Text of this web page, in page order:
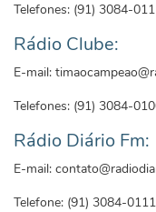
Telefones: (91) 3084-
Rádio Clube:
E-mail:
Telefones: (91) 3084-
Rádio Diário Fm:
E-mail:
Telefone: (91) 3084-0111